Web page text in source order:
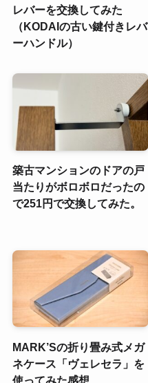
レバーを交換してみた
（KODAIの古い鍵付きレバ
ーハンドル）
築古マンションのドアの戸
当たりがボロボロだったの
で251円で交換してみた。
MARK’Sの折り畳み式メガ
ネケース「ヴェレセラ」を
使ってみた感想